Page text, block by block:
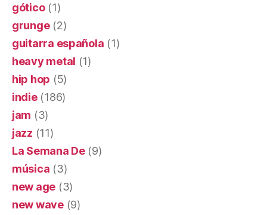
gótico(1)
grunge(2)
guitarra española (1)
heavy metal (1)
hip hop (5)
indie(186)
jam (3)
jazz (11)
La Semana De(9)
música (3)
new age (3)
new wave(9)